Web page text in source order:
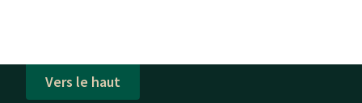
Vers le haut